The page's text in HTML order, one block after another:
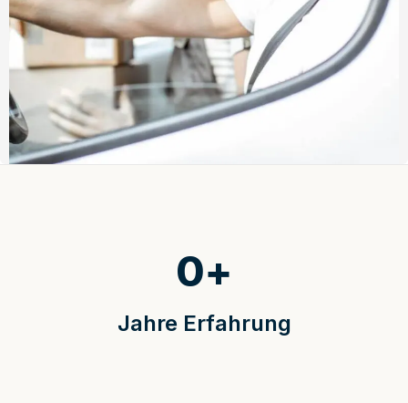
Jahre Erfahrung
0+